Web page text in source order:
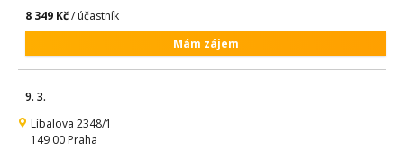
8 349 Kč/ účastník
Mám zájem
9. 3.
Líbalova 2348/1
149 00 Praha